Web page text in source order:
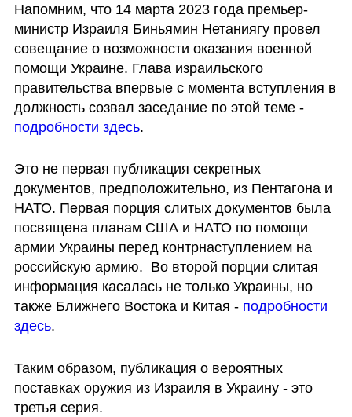
Напомним, что 14 марта 2023 года премьер-
министр Израиля Биньямин Нетаниягу провел
совещание о возможности оказания военной
помощи Украине. Глава израильского
правительства впервые с момента вступления в
должность созвал заседание по этой теме -
подробности здесь.
Это не первая публикация секретных
документов, предположительно, из Пентагона и
НАТО. Первая порция слитых документов была
посвящена планам США и НАТО по помощи
армии Украины перед контрнаступлением на
российскую армию.  Во второй порции слитая
информация касалась не только Украины, но
также Ближнего Востока и Китая - подробности
здесь.
Таким образом, публикация о вероятных
поставках оружия из Израиля в Украину - это
третья серия.